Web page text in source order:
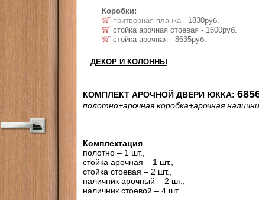
Коробки:
притворная планка - 1830руб.
стойка арочная стоевая - 1600руб.
стойка арочная - 8635руб.
ДЕКОР И КОЛОННЫ
КОМПЛЕКТ АРОЧНОЙ ДВЕРИ ЮККА:
полотно+арочная коробка+арочная
Комплектация
полотно – 1 шт.,
стойка арочная – 1 шт.,
стойка стоевая – 2 шт.,
наличник арочный – 2 шт.,
наличник стоевой – 4 шт.